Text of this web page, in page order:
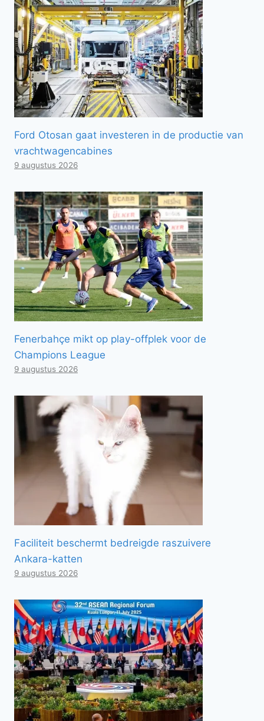
Ford Otosan gaat investeren in de productie van
vrachtwagencabines
9 augustus 2026
Fenerbahçe mikt op play-offplek voor de
Champions League
9 augustus 2026
Faciliteit beschermt bedreigde raszuivere
Ankara-katten
9 augustus 2026